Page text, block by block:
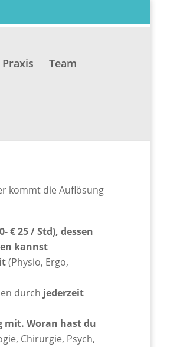
Praxis Team
kommt die Auflösung
€ 25 / Std), dessen
kannst
(Physio, Ergo,
durch jederzeit
mit. Woran hast du
Chirurgie, Psych,